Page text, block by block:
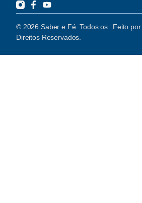
© 2026 Saber e Fé. Todos os
Direitos Reservados.
Feito por